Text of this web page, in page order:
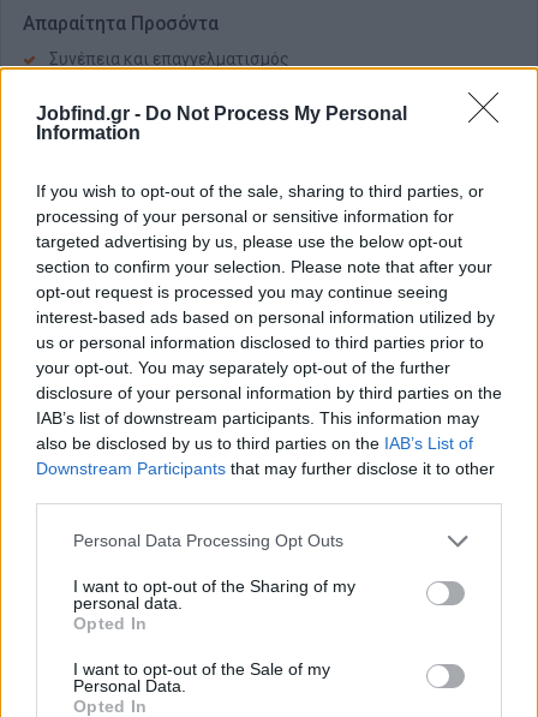
Jobfind.gr - Do Not Process My Personal
Information
If you wish to opt-out of the sale, sharing to third parties, or
processing of your personal or sensitive information for
targeted advertising by us, please use the below opt-out
section to confirm your selection. Please note that after your
opt-out request is processed you may continue seeing
interest-based ads based on personal information utilized by
us or personal information disclosed to third parties prior to
your opt-out. You may separately opt-out of the further
disclosure of your personal information by third parties on the
IAB’s list of downstream participants. This information may
also be disclosed by us to third parties on the IAB’s List of
Downstream Participants that may further disclose it to other
Personal Data Processing Opt Outs
I want to opt-out of the Sharing of my
personal data.
Opted In
I want to opt-out of the Sale of my
Personal Data.
Opted In
Απαραίτητα Προσόντα
Συνέπεια και επαγγελματισμός
Καλή γνώση της Αγγλικής γλώσσας
Γνώση συστημάτων CAD/CAM/CIM
Πτυχίο μηχανικού (επιθυμητό)
Προϋπηρεσία σε συναφείς θέσεις (π.χ. ξυλουργείο,
επεξεργασία ξύλου – επιθυμητή)
Παροχές
Άριστο και σύγχρονο εργασιακό περιβάλλον
Συνεχή εκπαίδευση και προοπτικές επαγγελματικής
εξέλιξης